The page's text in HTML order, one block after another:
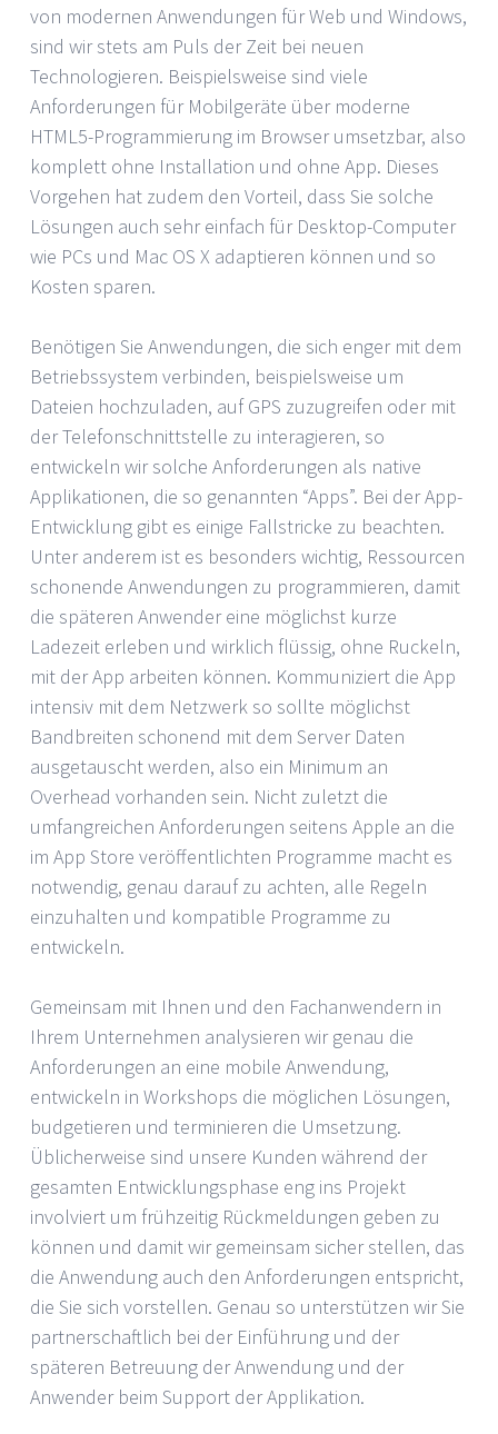
von modernen Anwendungen für Web und Windows,
sind wir stets am Puls der Zeit bei neuen
Technologieren. Beispielsweise sind viele
Anforderungen für Mobilgeräte über moderne
HTML5-Programmierung im Browser umsetzbar, also
komplett ohne Installation und ohne App. Dieses
Vorgehen hat zudem den Vorteil, dass Sie solche
Lösungen auch sehr einfach für Desktop-Computer
wie PCs und Mac OS X adaptieren können und so
Kosten sparen.
Benötigen Sie Anwendungen, die sich enger mit dem
Betriebssystem verbinden, beispielsweise um
Dateien hochzuladen, auf GPS zuzugreifen oder mit
der Telefonschnittstelle zu interagieren, so
entwickeln wir solche Anforderungen als native
Applikationen, die so genannten “Apps”. Bei der App-
Entwicklung gibt es einige Fallstricke zu beachten.
Unter anderem ist es besonders wichtig, Ressourcen
schonende Anwendungen zu programmieren, damit
die späteren Anwender eine möglichst kurze
Ladezeit erleben und wirklich flüssig, ohne Ruckeln,
mit der App arbeiten können. Kommuniziert die App
intensiv mit dem Netzwerk so sollte möglichst
Bandbreiten schonend mit dem Server Daten
ausgetauscht werden, also ein Minimum an
Overhead vorhanden sein. Nicht zuletzt die
umfangreichen Anforderungen seitens Apple an die
im App Store veröffentlichten Programme macht es
notwendig, genau darauf zu achten, alle Regeln
einzuhalten und kompatible Programme zu
entwickeln.
Gemeinsam mit Ihnen und den Fachanwendern in
Ihrem Unternehmen analysieren wir genau die
Anforderungen an eine mobile Anwendung,
entwickeln in Workshops die möglichen Lösungen,
budgetieren und terminieren die Umsetzung.
Üblicherweise sind unsere Kunden während der
gesamten Entwicklungsphase eng ins Projekt
involviert um frühzeitig Rückmeldungen geben zu
können und damit wir gemeinsam sicher stellen, das
die Anwendung auch den Anforderungen entspricht,
die Sie sich vorstellen. Genau so unterstützen wir Sie
partnerschaftlich bei der Einführung und der
späteren Betreuung der Anwendung und der
Anwender beim Support der Applikation.